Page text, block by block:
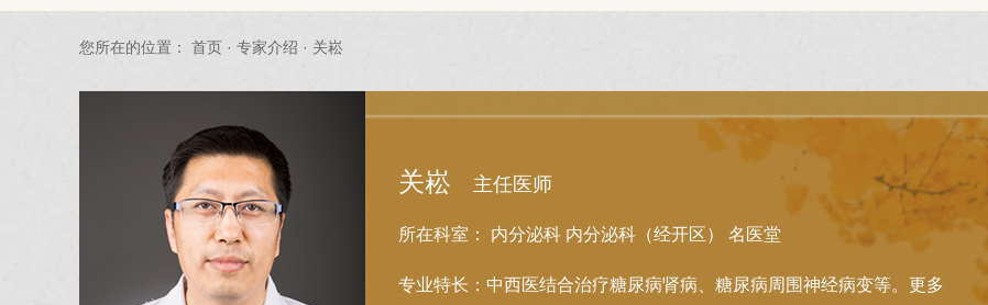
您所在的位置： 首页 · 专家介绍 · 关崧
关崧 主任医师
所在科室： 内分泌科 内分泌科（经开区） 名医堂
专业特长：中西医结合治疗糖尿病肾病、糖尿病周围神经病变等。 更多